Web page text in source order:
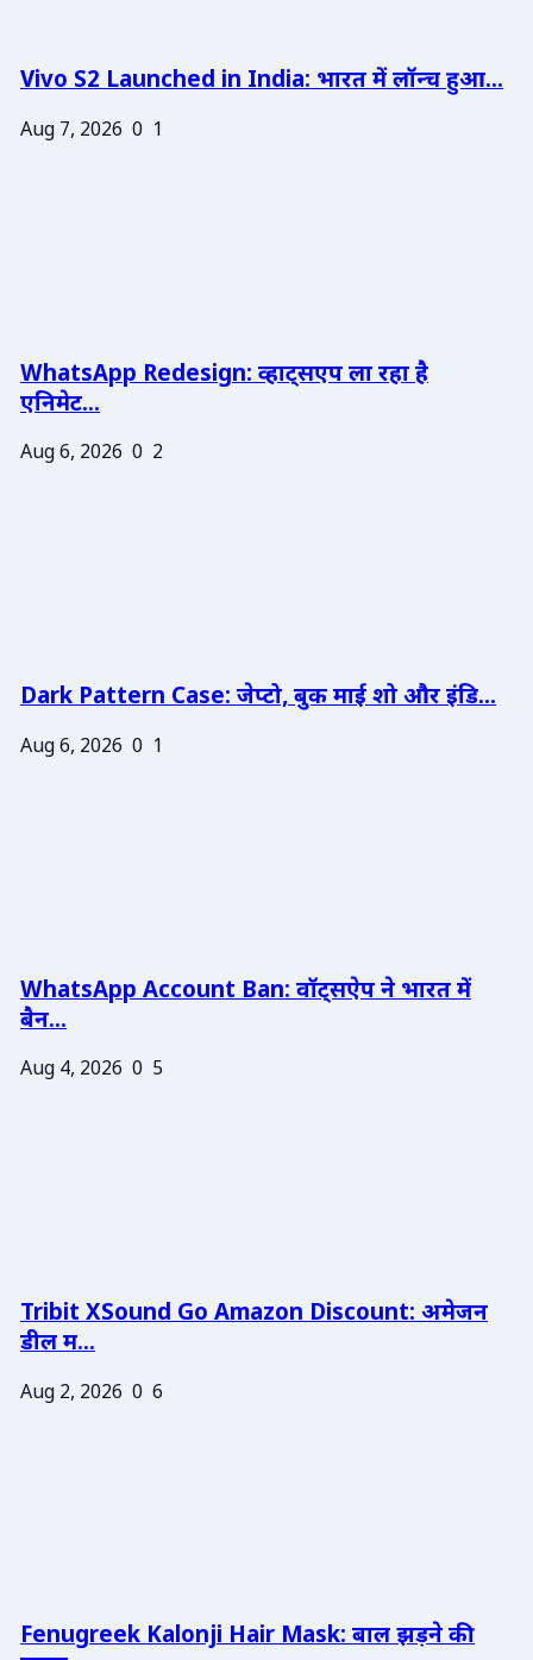
Vivo S2 Launched in India: भारत में लॉन्च हुआ...
Aug 7, 2026 0 1
WhatsApp Redesign: व्हाट्सएप ला रहा है
एनिमेट...
Aug 6, 2026 0 2
Dark Pattern Case: जेप्टो, बुक माई शो और इंडि...
Aug 6, 2026 0 1
WhatsApp Account Ban: वॉट्सऐप ने भारत में
बैन...
Aug 4, 2026 0 5
Tribit XSound Go Amazon Discount: अमेजन
डील म...
Aug 2, 2026 0 6
Fenugreek Kalonji Hair Mask: बाल झड़ने की